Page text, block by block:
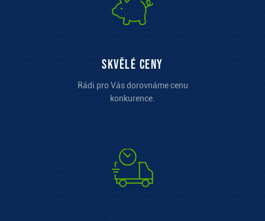
Skvělé ceny
Rádi pro Vás dorovnáme cenu
konkurence.